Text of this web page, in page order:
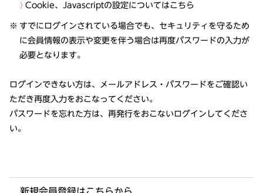
Cookie、Javascriptの設定についてはこちら
すでにログインされている場合でも、セキュリティを守るため
に会員情報の表示や変更を伴う場合は再度パスワードの入力が
必要となります。
ログインできない方は、メールアドレス・パスワードをご確認い
ただき再度入力をおこなってください。
パスワードを忘れた方は、再発行をおこないログインしてくださ
い。